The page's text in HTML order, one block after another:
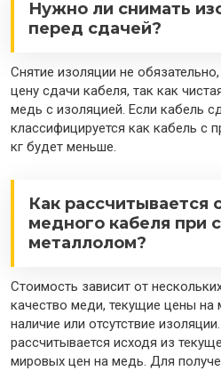
Нужно ли снимать
перед сдачей?
Снятие изоляции не
цену сдачи кабеля, так как
медь с изоляцией. Если кабель
классифицируется как кабель с
кг будет меньше.
Как рассчитывается
медного кабеля при
металлолом?
Стоимость зависит от
качество меди, текущие цены на
наличие или отсутствие
рассчитывается исходя из
мировых цен на медь. Для